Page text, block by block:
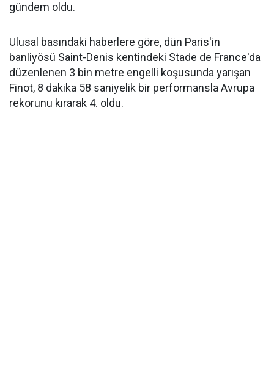
gündem oldu.
Ulusal basındaki haberlere göre, dün Paris'in
banliyösü Saint-Denis kentindeki Stade de France'da
düzenlenen 3 bin metre engelli koşusunda yarışan
Finot, 8 dakika 58 saniyelik bir performansla Avrupa
rekorunu kırarak 4. oldu.